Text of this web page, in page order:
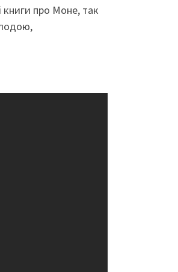
книги про Моне, так